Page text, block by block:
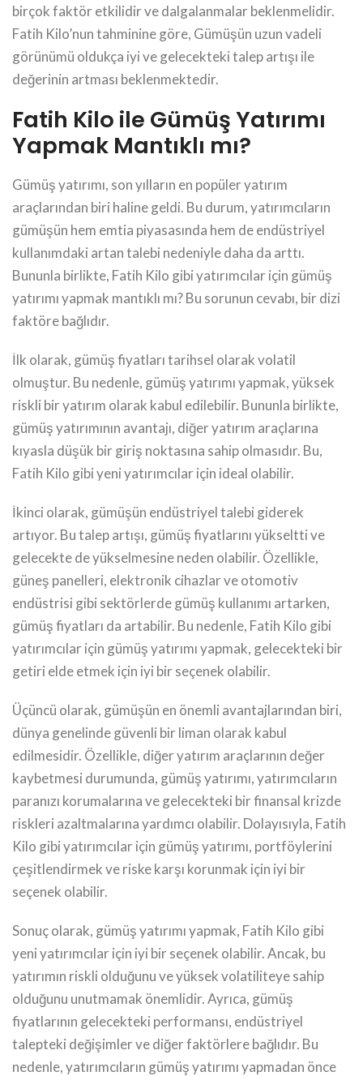
birçok faktör etkilidir ve dalgalanmalar beklenmelidir.
Fatih Kilo’nun tahminine göre, Gümüşün uzun vadeli
görünümü oldukça iyi ve gelecekteki talep artışı ile
değerinin artması beklenmektedir.
Fatih Kilo ile Gümüş Yatırımı
Yapmak Mantıklı mı?
Gümüş yatırımı, son yılların en popüler yatırım
araçlarından biri haline geldi. Bu durum, yatırımcıların
gümüşün hem emtia piyasasında hem de endüstriyel
kullanımdaki artan talebi nedeniyle daha da arttı.
Bununla birlikte, Fatih Kilo gibi yatırımcılar için gümüş
yatırımı yapmak mantıklı mı? Bu sorunun cevabı, bir dizi
faktöre bağlıdır.
İlk olarak, gümüş fiyatları tarihsel olarak volatil
olmuştur. Bu nedenle, gümüş yatırımı yapmak, yüksek
riskli bir yatırım olarak kabul edilebilir. Bununla birlikte,
gümüş yatırımının avantajı, diğer yatırım araçlarına
kıyasla düşük bir giriş noktasına sahip olmasıdır. Bu,
Fatih Kilo gibi yeni yatırımcılar için ideal olabilir.
İkinci olarak, gümüşün endüstriyel talebi giderek
artıyor. Bu talep artışı, gümüş fiyatlarını yükseltti ve
gelecekte de yükselmesine neden olabilir. Özellikle,
güneş panelleri, elektronik cihazlar ve otomotiv
endüstrisi gibi sektörlerde gümüş kullanımı artarken,
gümüş fiyatları da artabilir. Bu nedenle, Fatih Kilo gibi
yatırımcılar için gümüş yatırımı yapmak, gelecekteki bir
getiri elde etmek için iyi bir seçenek olabilir.
Üçüncü olarak, gümüşün en önemli avantajlarından biri,
dünya genelinde güvenli bir liman olarak kabul
edilmesidir. Özellikle, diğer yatırım araçlarının değer
kaybetmesi durumunda, gümüş yatırımı, yatırımcıların
paranızı korumalarına ve gelecekteki bir finansal krizde
riskleri azaltmalarına yardımcı olabilir. Dolayısıyla, Fatih
Kilo gibi yatırımcılar için gümüş yatırımı, portföylerini
çeşitlendirmek ve riske karşı korunmak için iyi bir
seçenek olabilir.
Sonuç olarak, gümüş yatırımı yapmak, Fatih Kilo gibi
yeni yatırımcılar için iyi bir seçenek olabilir. Ancak, bu
yatırımın riskli olduğunu ve yüksek volatiliteye sahip
olduğunu unutmamak önemlidir. Ayrıca, gümüş
fiyatlarının gelecekteki performansı, endüstriyel
talepteki değişimler ve diğer faktörlere bağlıdır. Bu
nedenle, yatırımcıların gümüş yatırımı yapmadan önce